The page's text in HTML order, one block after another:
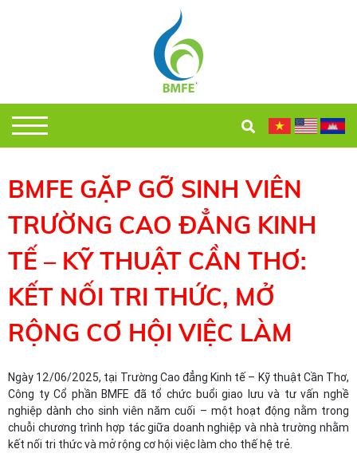
BMFE GẶP GỠ SINH VIÊN
TRƯỜNG CAO ĐẲNG KINH
TẾ – KỸ THUẬT CẦN THƠ:
KẾT NỐI TRI THỨC, MỞ
RỘNG CƠ HỘI VIỆC LÀM
Ngày 12/06/2025, tại Trường Cao đẳng Kinh tế – Kỹ thuật Cần Thơ,
Công ty Cổ phần BMFE đã tổ chức buổi giao lưu và tư vấn nghề
nghiệp dành cho sinh viên năm cuối – một hoạt động nằm trong
chuỗi chương trình hợp tác giữa doanh nghiệp và nhà trường nhằm
kết nối tri thức và mở rộng cơ hội việc làm cho thế hệ trẻ.